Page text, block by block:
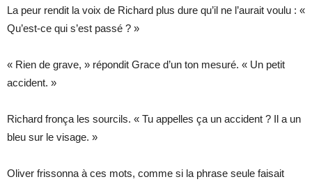
La peur rendit la voix de Richard plus dure qu’il ne l’aurait voulu : «
Qu’est-ce qui s’est passé ? »
« Rien de grave, » répondit Grace d’un ton mesuré. « Un petit
accident. »
Richard fronça les sourcils. « Tu appelles ça un accident ? Il a un
bleu sur le visage. »
Oliver frissonna à ces mots, comme si la phrase seule faisait